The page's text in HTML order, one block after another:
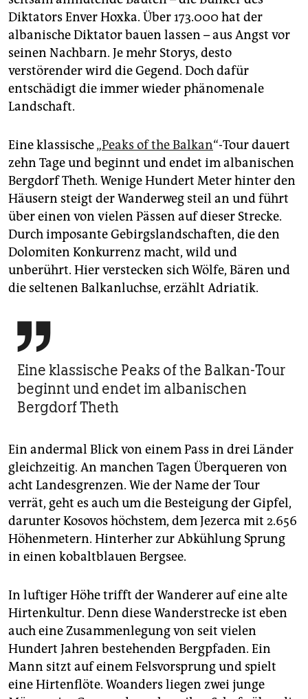
Diktators Enver Hoxka. Über 173.000 hat der
albanische Diktator bauen lassen – aus Angst vor
seinen Nachbarn. Je mehr Storys, desto
verstörender wird die Gegend. Doch dafür
entschädigt die immer wieder phänomenale
Landschaft.
Eine klassische „Peaks of the Balkan“-Tour dauert
zehn Tage und beginnt und endet im albanischen
Bergdorf Theth. Wenige Hundert Meter hinter den
Häusern steigt der Wanderweg steil an und führt
über einen von vielen Pässen auf dieser Strecke.
Durch imposante Gebirgslandschaften, die den
Dolomiten Konkurrenz macht, wild und
unberührt. Hier verstecken sich Wölfe, Bären und
die seltenen Balkanluchse, erzählt Adriatik.

Eine klassische Peaks of the Balkan-Tour
beginnt und endet im albanischen
Bergdorf Theth
Ein andermal Blick von einem Pass in drei Länder
gleichzeitig. An manchen Tagen Überqueren von
acht Landesgrenzen. Wie der Name der Tour
verrät, geht es auch um die Besteigung der Gipfel,
darunter Kosovos höchstem, dem Jezerca mit 2.656
Höhenmetern. Hinterher zur Abkühlung Sprung
in einen kobaltblauen Bergsee.
In luftiger Höhe trifft der Wanderer auf eine alte
Hirtenkultur. Denn diese Wanderstrecke ist eben
auch eine Zusammenlegung von seit vielen
Hundert Jahren bestehenden Bergpfaden. Ein
Mann sitzt auf einem Felsvorsprung und spielt
eine Hirtenflöte. Woanders liegen zwei junge